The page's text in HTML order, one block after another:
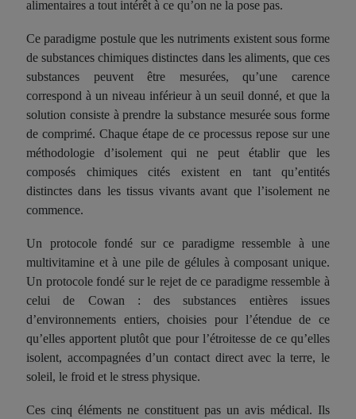
alimentaires a tout intérêt à ce qu’on ne la pose pas.
Ce paradigme postule que les nutriments existent sous forme
de substances chimiques distinctes dans les aliments, que ces
substances peuvent être mesurées, qu’une carence
correspond à un niveau inférieur à un seuil donné, et que la
solution consiste à prendre la substance mesurée sous forme
de comprimé. Chaque étape de ce processus repose sur une
méthodologie d’isolement qui ne peut établir que les
composés chimiques cités existent en tant qu’entités
distinctes dans les tissus vivants avant que l’isolement ne
commence.
Un protocole fondé sur ce paradigme ressemble à une
multivitamine et à une pile de gélules à composant unique.
Un protocole fondé sur le rejet de ce paradigme ressemble à
celui de Cowan : des substances entières issues
d’environnements entiers, choisies pour l’étendue de ce
qu’elles apportent plutôt que pour l’étroitesse de ce qu’elles
isolent, accompagnées d’un contact direct avec la terre, le
soleil, le froid et le stress physique.
Ces cinq éléments ne constituent pas un avis médical. Ils